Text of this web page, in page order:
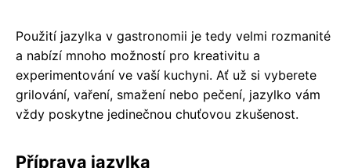
Použití jazylka v gastronomii je tedy velmi rozmanité
a nabízí mnoho možností pro kreativitu a
experimentování ve vaší kuchyni. Ať už si vyberete
grilování, vaření, smažení nebo pečení, jazylko vám
vždy poskytne jedinečnou chuťovou zkušenost.
Příprava jazylka